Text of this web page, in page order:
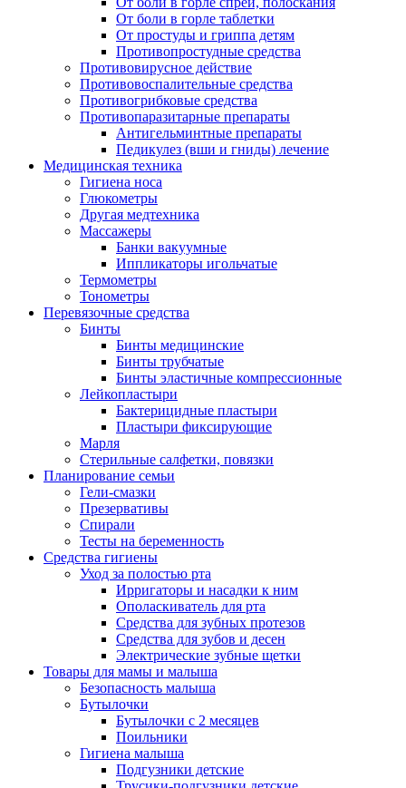
От боли в горле таблетки
От простуды и гриппа детям
Противопростудные средства
Противовирусное действие
Противовоспалительные средства
Противогрибковые средства
Противопаразитарные препараты
Антигельминтные препараты
Педикулез (вши и гниды) лечение
Медицинская техника
Гигиена носа
Глюкометры
Другая медтехника
Массажеры
Банки вакуумные
Иппликаторы игольчатые
Термометры
Тонометры
Перевязочные средства
Бинты
Бинты медицинские
Бинты трубчатые
Бинты эластичные компрессионные
Лейкопластыри
Бактерицидные пластыри
Пластыри фиксирующие
Марля
Стерильные салфетки, повязки
Планирование семьи
Гели-смазки
Презервативы
Спирали
Тесты на беременность
Средства гигиены
Уход за полостью рта
Ирригаторы и насадки к ним
Ополаскиватель для рта
Средства для зубных протезов
Средства для зубов и десен
Электрические зубные щетки
Товары для мамы и малыша
Безопасность малыша
Бутылочки
Бутылочки с 2 месяцев
Поильники
Гигиена малыша
Подгузники детские